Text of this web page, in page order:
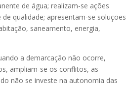
de água; realizam-se ações
qualidade; apresentam-se soluções
saneamento, energia,
a demarcação não ocorre,
ampliam-se os conflitos, as
não se investe na autonomia das